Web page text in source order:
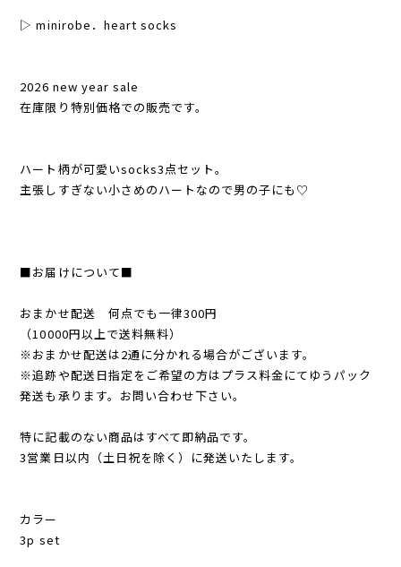
▷ minirobe．heart socks
2026 new year sale
在庫限り特別価格での販売です。
ハート柄が可愛いsocks3点セット。
主張しすぎない小さめのハートなので男の子にも♡
■お届けについて■
おまかせ配送 何点でも一律300円
（10000円以上で送料無料）
※おまかせ配送は2通に分かれる場合がございます。
※追跡や配送日指定をご希望の方はプラス料金にてゆうパック
発送も承ります。お問い合わせ下さい。
特に記載のない商品はすべて即納品です。
3営業日以内（土日祝を除く）に発送いたします。
カラー
3p set